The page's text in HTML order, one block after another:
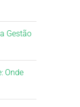
Gestão
Onde